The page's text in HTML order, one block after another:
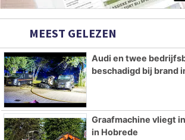
MEEST GELEZEN
Audi en twee
beschadigd bij brand
Graafmachine vliegt
in Hobrede